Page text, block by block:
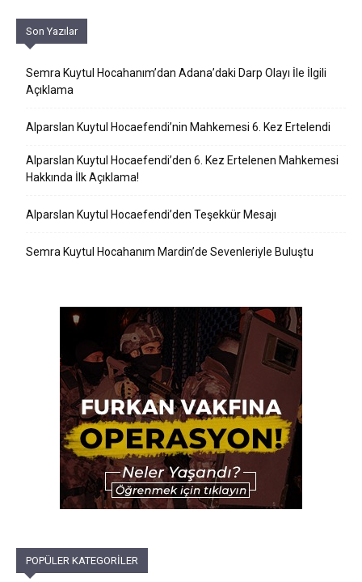
Son Yazılar
Semra Kuytul Hocahanım’dan Adana’daki Darp Olayı İle İlgili
Açıklama
Alparslan Kuytul Hocaefendi’nin Mahkemesi 6. Kez Ertelendi
Alparslan Kuytul Hocaefendi’den 6. Kez Ertelenen Mahkemesi
Hakkında İlk Açıklama!
Alparslan Kuytul Hocaefendi’den Teşekkür Mesajı
Semra Kuytul Hocahanım Mardin’de Sevenleriyle Buluştu
POPÜLER KATEGORİLER